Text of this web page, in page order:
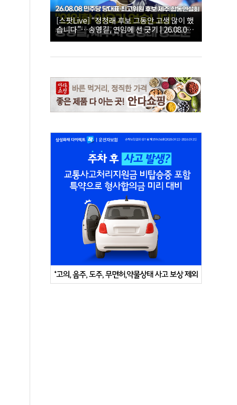
[스팟Live] “정청래 후보 그동안 고생 많이 했
습니다”…송영길, 연임에 선 긋기 | 26.08.08
더불어민주당 당대표·최고위원 후보 제주 합